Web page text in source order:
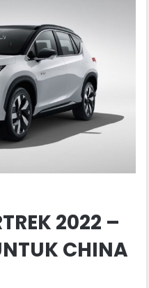
2022 –
CHINA